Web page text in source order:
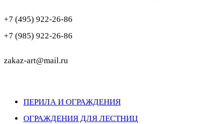
+7 (495) 922-26-86
+7 (985) 922-26-86
zakaz-art@mail.ru
ПЕРИЛА И ОГРАЖДЕНИЯ
ОГРАЖДЕНИЯ ДЛЯ ЛЕСТНИЦ